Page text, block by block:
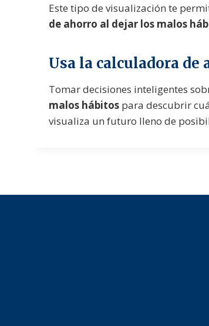
Este tipo de visualización te
de ahorro al dejar los malos
Usa la calculadora
Tomar decisiones inteligentes
malos hábitos para descubrir
visualiza un futuro lleno de